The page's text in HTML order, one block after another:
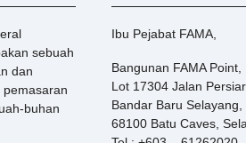
sebuah
dan
pemasaran
buhan
Ibu Pejabat FAMA,
Bangunan FAMA Point,
Lot 17304 Jalan
Bandar Baru Selayang,
68100 Batu Caves,